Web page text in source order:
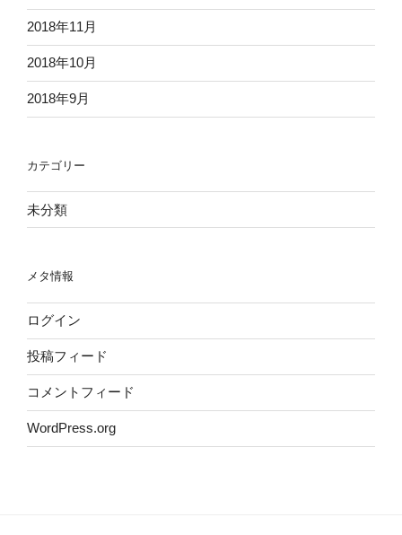
2018年11月
2018年10月
2018年9月
カテゴリー
未分類
メタ情報
ログイン
投稿フィード
コメントフィード
WordPress.org